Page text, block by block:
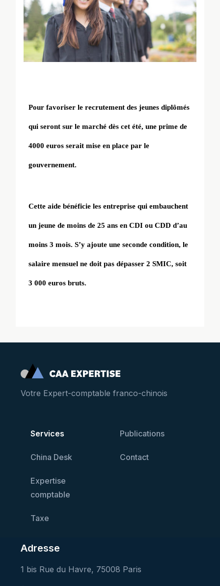
Pour favoriser le recrutement des jeunes diplômés
qui seront sur le marché dès cet été, une prime de
4000 euros serait mise en place par le
gouvernement.
Cette aide bénéficie les entreprise qui embauchent
un jeune de moins de 25 ans en CDI ou CDD d’au
moins 3 mois. S’y ajoute une seconde condition, le
salaire mensuel ne doit pas dépasser 2 SMIC, soit
3 000 euros bruts.
Votre Expert-comptable franco-chinois
Services
China Desk
Expertise
comptable
Taxe
Publications
Contact
Adresse
1 bis Rue du Havre, 75008 Paris